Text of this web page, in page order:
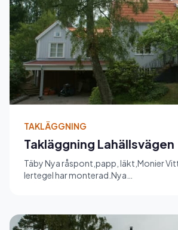
TAKLÄGGNING
Takläggning Lahällsvägen
Täby Nya råspont,papp, läkt,Monier
lertegel har monterad.Nya